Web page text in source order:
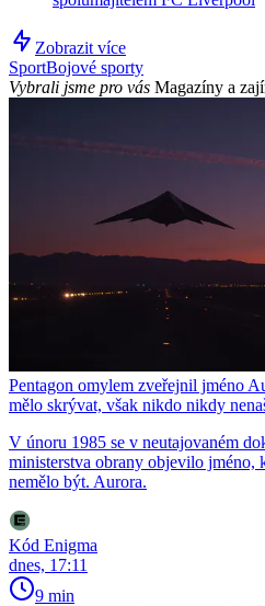
Zobrazit více
SportBojové sporty
Vybrali jsme pro vás Magazíny a
Pentagon omylem zveřejnil jméno
mělo skrývat, však nikdo nikdy
V únoru 1985 se v neutajovaném
ministerstva obrany objevilo jméno,
nemělo být. Aurora.
Kód Enigma
dnes, 17:11
9 min